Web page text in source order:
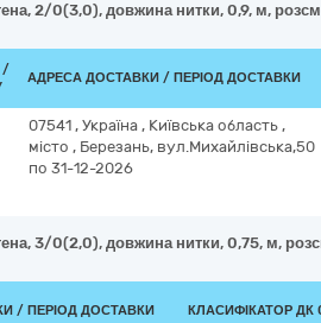
2/0(3,0), довжина нитки, 0,9, м,
/
АДРЕСА ДОСТАВКИ / ПЕРІОД ДОСТАВКИ
07541 , Україна , Київська область ,
місто , Березань, вул.Михайлівська,50
по 31-12-2026
3/0(2,0), довжина нитки, 0,75, м,
/ ПЕРІОД ДОСТАВКИ КЛАСИФІКАТОР ДК